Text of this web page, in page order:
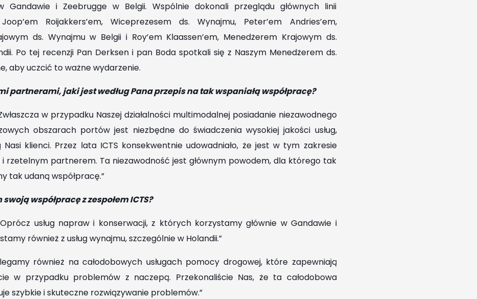
Gandawie i Zeebrugge w Belgii. Wspólnie dokonali przeglądu głównych linii
Roijakkers’em, Wiceprezesem ds. Wynajmu, Peter’em Andries’em,
ds. Wynajmu w Belgii i Roy’em Klaassen’em, Menedżerem Krajowym ds.
Po tej recenzji Pan Derksen i pan Boda spotkali się z Naszym Menedżerem ds.
aby uczcić to ważne wydarzenie.
partnerami, jaki jest według Pana przepis na tak wspaniałą współpracę?
w przypadku Naszej działalności multimodalnej posiadanie niezawodnego
obszarach portów jest niezbędne do świadczenia wysokiej jakości usług,
klienci. Przez lata ICTS konsekwentnie udowadniało, że jest w tym zakresie
rzetelnym partnerem. Ta niezawodność jest głównym powodem, dla którego tak
tak udaną współpracę.”
współpracę z zespołem ICTS?
usług napraw i konserwacji, z których korzystamy głównie w Gandawie i
również z usług wynajmu, szczególnie w Holandii.”
również na całodobowych usługach pomocy drogowej, które zapewniają
w przypadku problemów z naczepą. Przekonaliście Nas, że ta całodobowa
szybkie i skuteczne rozwiązywanie problemów.”